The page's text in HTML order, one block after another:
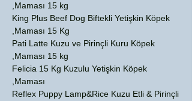
Maması 15 kg,
King Plus Beef Dog Biftekli Yetişkin Köpek
Maması 15 Kg,
Pati Latte Kuzu ve Pirinçli Kuru Köpek
Maması 15 kg,
Felicia 15 Kg Kuzulu Yetişkin Köpek
Maması,
Reflex Puppy Lamp&Rice Kuzu Etli & Pirinçli